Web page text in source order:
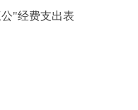
"经费支出表